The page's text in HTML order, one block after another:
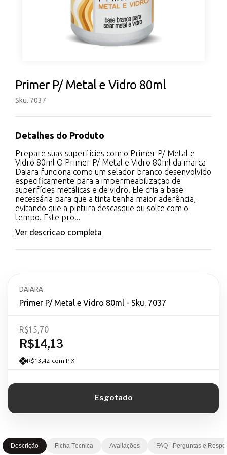
Primer P/ Metal e Vidro 80ml
Sku. 7037
Detalhes do Produto
Prepare suas superfícies com o Primer P/ Metal e
Vidro 80ml O Primer P/ Metal e Vidro 80ml da marca
Daiara funciona como um selador branco desenvolvido
especificamente para a impermeabilização de
superfícies metálicas e de vidro. Ele cria a base
necessária para que a tinta tenha maior aderência,
evitando que a pintura descasque ou solte com o
tempo. Este pro...
Ver descricao completa
DAIARA
Primer P/ Metal e Vidro 80ml - Sku. 7037
R$14,13
R$15,70
R$13,42 com PIX
Descrição Ficha Técnica Avaliações FAQ - Perguntas e